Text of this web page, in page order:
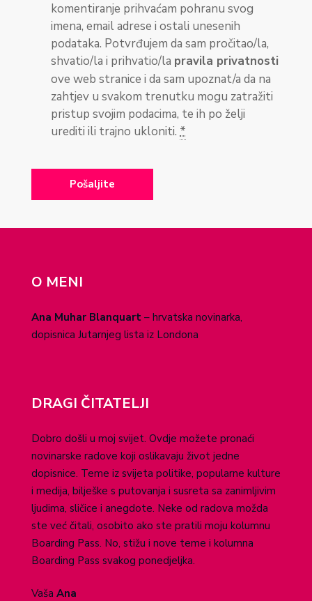
komentiranje prihvaćam pohranu svog
imena, email adrese i ostali unesenih
podataka. Potvrđujem da sam pročitao/la,
shvatio/la i prihvatio/la pravila privatnosti
ove web stranice i da sam upoznat/a da na
zahtjev u svakom trenutku mogu zatražiti
pristup svojim podacima, te ih po želji
urediti ili trajno ukloniti. *
O MENI
Ana Muhar Blanquart – hrvatska novinarka,
dopisnica Jutarnjeg lista iz Londona
DRAGI ČITATELJI
Dobro došli u moj svijet. Ovdje možete pronaći
novinarske radove koji oslikavaju život jedne
dopisnice. Teme iz svijeta politike, popularne kulture
i medija, bilješke s putovanja i susreta sa zanimljivim
ljudima, sličice i anegdote. Neke od radova možda
ste već čitali, osobito ako ste pratili moju kolumnu
Boarding Pass. No, stižu i nove teme i kolumna
Boarding Pass svakog ponedjeljka.
Vaša Ana